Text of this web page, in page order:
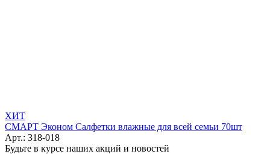
ХИТ
СМАРТ Эконом Салфетки влажные для всей семьи 70шт
Арт.: 318-018
Будьте в курсе наших акций и новостей